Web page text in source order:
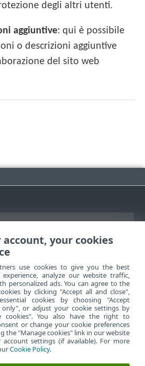
degli altri utenti.
aggiuntive: qui è possibile
o descrizioni aggiuntive
del sito web
Knowledge Base
Forum ESET
regionale
account, your cookies
use cookies to give you the best
analyze our website traffic,
personalized ads. You can agree to the
by clicking "Accept all and close",
cookies by choosing "Accept
only", or adjust your cookie settings by
cookies". You also have the right to
or change your cookie preferences
the "Manage cookies" link in our website
settings (if available). For more
Cookie Policy.